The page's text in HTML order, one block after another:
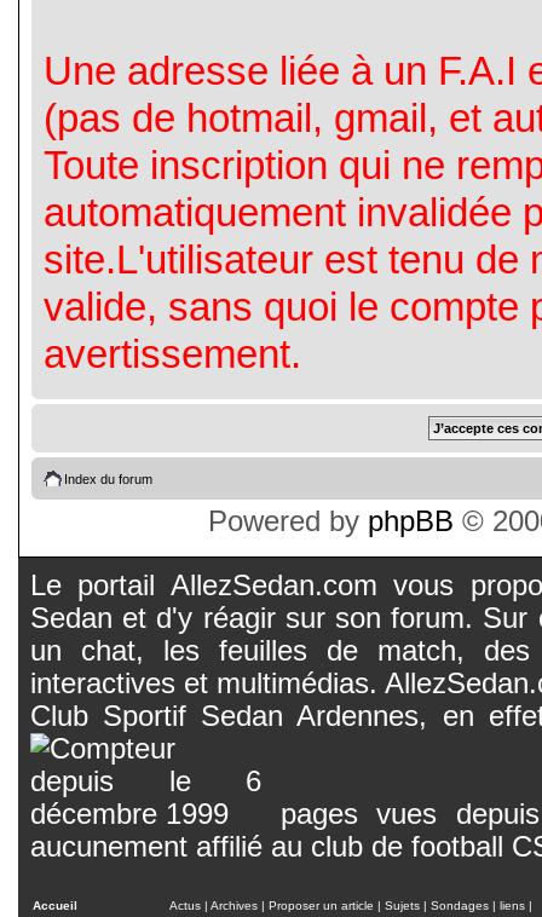
Une adresse liée à un F.A.I
(pas de hotmail, gmail, et
Toute inscription qui ne
automatiquement invalidée
site.L'utilisateur est tenu de
valide, sans quoi le compte
avertissement.
Index du forum
Powered by phpBB ©
Le portail AllezSedan.com vous
Sedan et d'y réagir sur son forum.
un chat, les feuilles de match, des
interactives et multimédias.
Club Sportif Sedan Ardennes, en
pages vues
aucunement affilié au club de football
Accueil Actus | Archives | Proposer un article | Sujets | Sondages | liens |